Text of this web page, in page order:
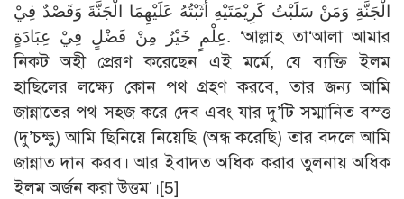
الْجَنَّةِ وَمَنْ سَلَبْتُ كَرِيْمَتَيْهِ أَثَبْتُهُ عَلَيْهِمَا الْجَنَّةَ وَقَصْدٌ فِيْ
عِلْمٍ خَيْرٌ مِنْ فَضْلٍ فِيْ عِبَادَةٍ. ‘আল্লাহ তা‘আলা আমার
নিকট অহী প্রেরণ করেছেন এই মর্মে, যে ব্যক্তি ইলম
হাছিলের লক্ষ্যে কোন পথ গ্রহণ করবে, তার জন্য আমি
জান্নাতের পথ সহজ করে দেব এবং যার দু’টি সম্মানিত বস্ত্ত
(দু’চক্ষু) আমি ছিনিয়ে নিয়েছি (অন্ধ করেছি) তার বদলে আমি
জান্নাত দান করব। আর ইবাদত অধিক করার তুলনায় অধিক
ইলম অর্জন করা উত্তম’।[5]